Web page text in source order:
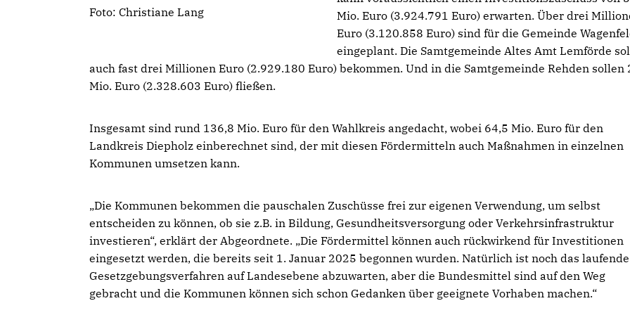
Foto: Christiane Lang
Mio. Euro (3.924.791 Euro) erwarten. Über drei
Euro (3.120.858 Euro) sind für die Gemeinde
eingeplant. Die Samtgemeinde Altes Amt Lemförde
auch fast drei Millionen Euro (2.929.180 Euro) bekommen. Und in die Samtgemeinde Rehden sollen
Mio. Euro (2.328.603 Euro) fließen.
Insgesamt sind rund 136,8 Mio. Euro für den Wahlkreis angedacht, wobei 64,5 Mio. Euro für den
Landkreis Diepholz einberechnet sind, der mit diesen Fördermitteln auch Maßnahmen in einzelnen
Kommunen umsetzen kann.
Die Kommunen bekommen die pauschalen Zuschüsse frei zur eigenen Verwendung, um selbst
entscheiden zu können, ob sie z.B. in Bildung, Gesundheitsversorgung oder Verkehrsinfrastruktur
investieren“, erklärt der Abgeordnete. „Die Fördermittel können auch rückwirkend für Investitionen
eingesetzt werden, die bereits seit 1. Januar 2025 begonnen wurden. Natürlich ist noch das laufende
Gesetzgebungsverfahren auf Landesebene abzuwarten, aber die Bundesmittel sind auf den Weg
gebracht und die Kommunen können sich schon Gedanken über geeignete Vorhaben machen.“